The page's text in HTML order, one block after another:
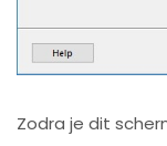
Zodra je dit